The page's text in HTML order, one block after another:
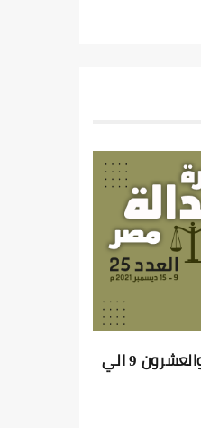
العدالة في اسبوع العدد الخامس والعشرون 9 الي